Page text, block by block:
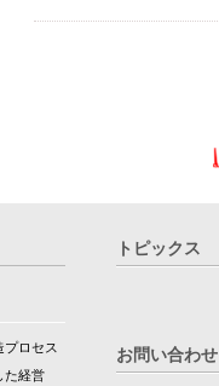
プロセス
た経営
トピックス
お問い合わせ